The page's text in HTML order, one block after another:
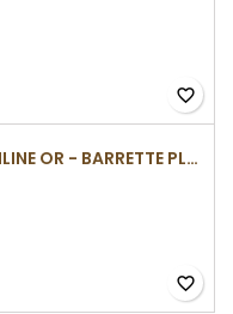
favorite_border
STYLO SLIMLINE OR - BARRETTE PLATE
favorite_border